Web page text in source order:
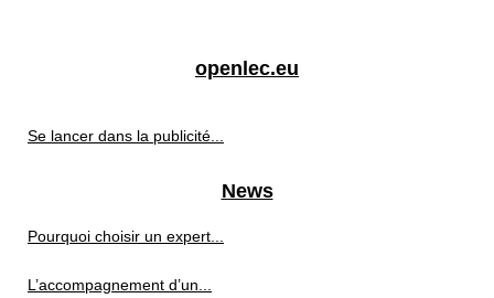
openlec.eu
Se lancer dans la publicité...
News
Pourquoi choisir un expert...
L’accompagnement d’un...